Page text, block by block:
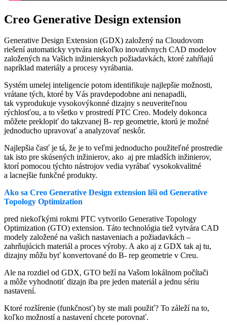
Creo Generative Design extension
Generative Design Extension (GDX) založený na Cloudovom
riešení automaticky vytvára niekoľko inovatívnych CAD modelov
založených na Vašich inžinierskych požiadavkách, ktoré zahŕňajú
napríklad materiály a procesy vyrábania.
Systém umelej inteligencie potom identifikuje najlepšie možnosti,
vrátane tých, ktoré by Vás pravdepodobne ani nenapadli,
tak vyprodukuje vysokovýkonné dizajny s neuveriteľnou
rýchlosťou, a to všetko v prostredí PTC Creo. Modely dokonca
môžete preklopiť do takzvanej B- rep geometrie, ktorú je možné
jednoducho upravovať a analyzovať neskôr.
Najlepšia časť je tá, že je to veľmi jednoducho použiteľné prostredie
tak isto pre skúsených inžinierov, ako aj pre mladších inžinierov,
ktorí pomocou týchto nástrojov vedia vyrábať vysokokvalitné
a lacnejšie funkčné produkty.
Ako sa Creo Generative Design extension líši od Generative
Topology Optimization
pred niekoľkými rokmi PTC vytvorilo Generative Topology
Optimization (GTO) extension. Táto technológia tiež vytvára CAD
modely založené na vašich nastaveniach a požiadavkách –
zahrňujúcich materiál a proces výroby. A ako aj z GDX tak aj tu,
dizajny môžu byť konvertované do B- rep geometrie v Creu.
Ale na rozdiel od GDX, GTO beží na Vašom lokálnom počítači
a môže vyhodnotiť dizajn iba pre jeden materiál a jednu sériu
nastavení.
Ktoré rozšírenie (funkčnosť) by ste mali použiť? To záleží na to,
koľko možností a nastavení chcete porovnať.